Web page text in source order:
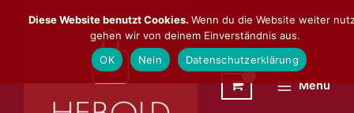
Inhalt
Main
Menu
Menü
Diese Website benutzt Cookies. Wenn du die Website weiter
gehen wir von deinem Einverständnis aus.
OK
Nein Datenschutzerklärung